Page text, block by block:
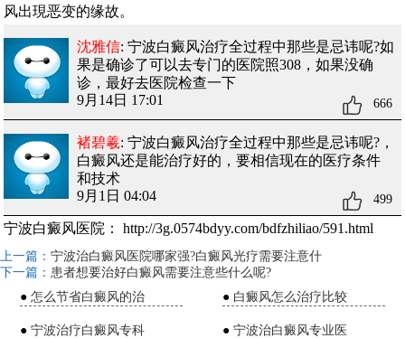
风出現恶变的缘故。
沈雅信: 宁波白癜风治疗全过程中那些是忌讳呢?如
果是确诊了可以去专门的医院照308，如果没确
诊，最好去医院检查一下
9月14日 17:01
666
褚碧羲: 宁波白癜风治疗全过程中那些是忌讳呢?，
白癜风还是能治疗好的，要相信现在的医疗条件
和技术
9月1日 04:04
499
宁波白癜风医院： http://3g.0574bdyy.com/bdfzhiliao/591.html
上一篇： 宁波治白癜风医院哪家强?白癜风光疗需要注意什
下一篇： 患者想要治好白癜风需要注意些什么呢?
●怎么节省白癜风的治 ● 白癜风怎么治疗比较
●宁波治疗白癜风专科 ●宁波治白癜风专业医